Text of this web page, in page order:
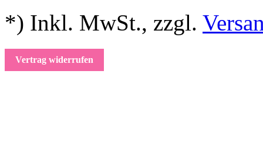
*) Inkl. MwSt., zzgl.
Vertrag widerrufen